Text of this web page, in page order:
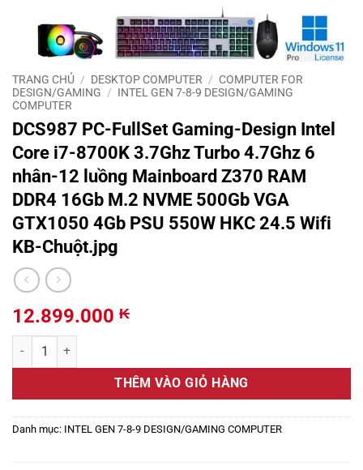
TRANG CHỦ / DESKTOP COMPUTER / COMPUTER FOR
DESIGN/GAMING / INTEL GEN 7-8-9 DESIGN/GAMING
COMPUTER
DCS987 PC-FullSet Gaming-Design Intel
Core i7-8700K 3.7Ghz Turbo 4.7Ghz 6
nhân-12 luồng Mainboard Z370 RAM
DDR4 16Gb M.2 NVME 500Gb VGA
GTX1050 4Gb PSU 550W HKC 24.5 Wifi
KB-Chuột.jpg
12.899.000 ₭
DCS987 PC-FullSet Gaming-Design Intel Core i7-8700K 3.7Ghz
THÊM VÀO GIỎ HÀNG
Danh mục: INTEL GEN 7-8-9 DESIGN/GAMING COMPUTER